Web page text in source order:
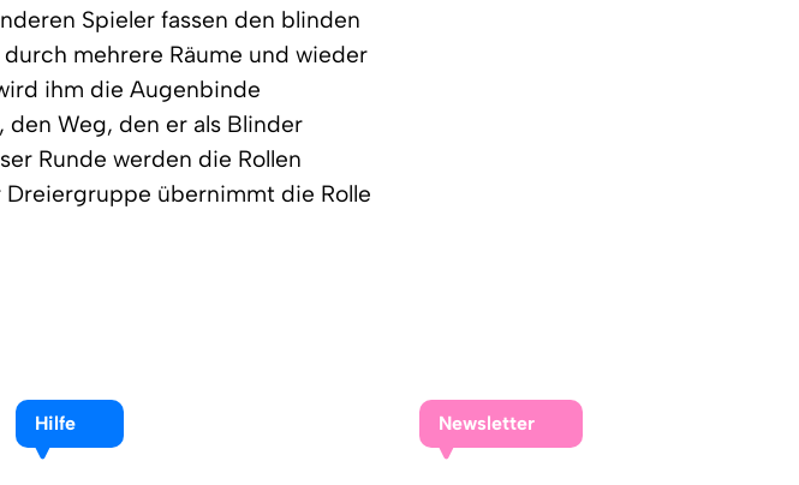
Spieler fassen den blinden
mehrere Räume und wieder
ihm die Augenbinde
Weg, den er als Blinder
Runde werden die Rollen
übernimmt die Rolle
Hilfe Newsletter